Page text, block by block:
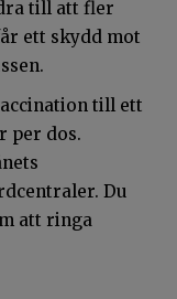
till att fler
ett skydd mot
till ett
per dos.
Du
att ringa